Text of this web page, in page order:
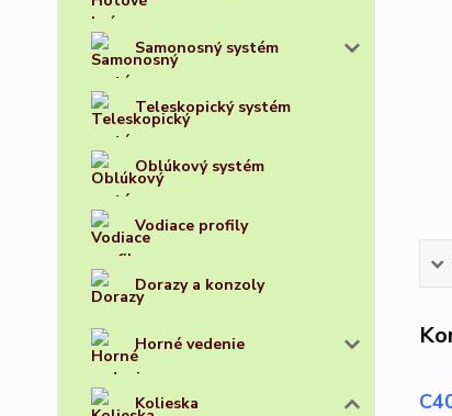
Samonosný systém
Teleskopický systém
Oblúkový systém
Vodiace profily
Dorazy a konzoly
Horné vedenie
Kolieska